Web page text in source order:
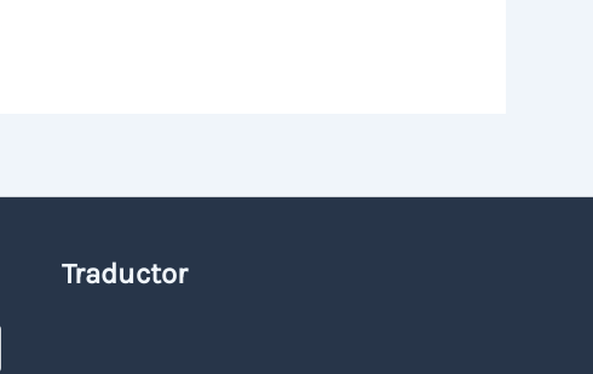
Traductor